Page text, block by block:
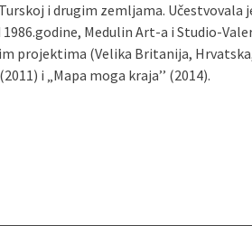
i drugim zemljama. Učestvovala
Medulin Art-a i Studio-
projektima (Velika Britanija,
i „Mapa moga kraja’’ (2014).